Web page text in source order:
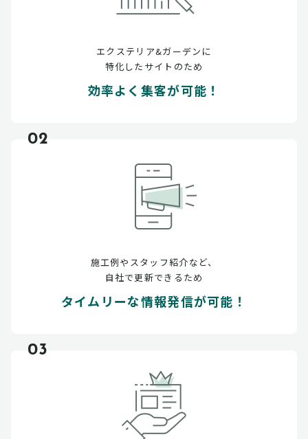
エクステリア&ガーデンに
特化したサイトのため
効率よく集客が可能！
02
施工例やスタッフ紹介など、
自社で更新できるため
タイムリーな情報発信が可能！
03